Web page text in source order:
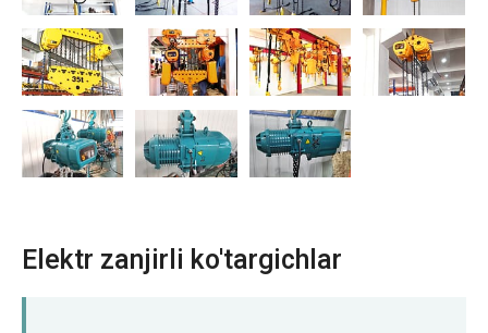
Elektr zanjirli ko'targichlar